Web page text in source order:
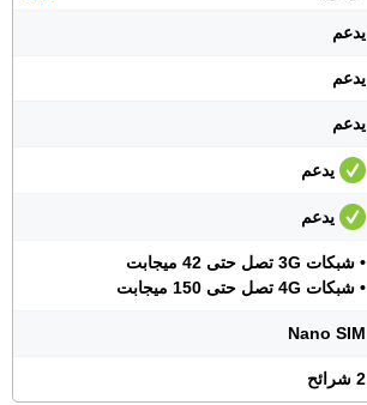
يدعم
يدعم
يدعم
يدعم
يدعم
• شبكات 3G تصل حتى 42 ميجابت
• شبكات 4G تصل حتى 150 ميجابت
Nano SIM
2 شرائح